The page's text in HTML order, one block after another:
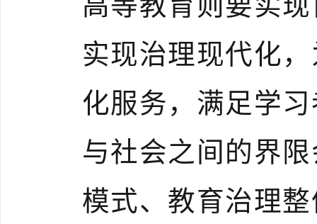
实现治理现代化
化服务，满足学
与社会之间的界
模式、教育治理